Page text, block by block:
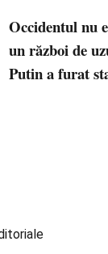
Occidentul nu
un război de
Putin a furat